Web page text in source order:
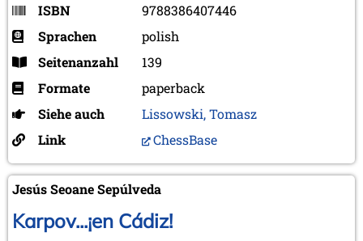
ISBN
9788386407446
Sprachen
polish
Seitenanzahl
139
Formate
paperback
Siehe auch
Lissowski, Tomasz
Link
ChessBase
Jesús Seoane Sepúlveda
Karpov...¡en Cádiz!